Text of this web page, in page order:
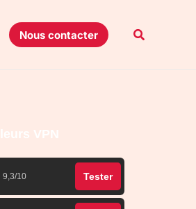
Nous contacter
VPN
9,3/10 Tester